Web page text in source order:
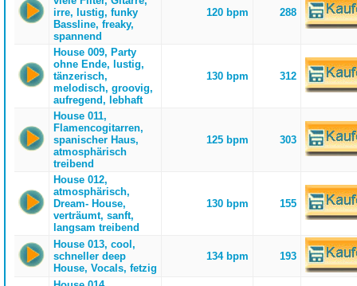
irre, lustig, funky
Bassline, freaky,
spannend
120 bpm 288
House 009, Party
ohne Ende, lustig,
tänzerisch,
melodisch, groovig,
aufregend, lebhaft
130 bpm 312
House 011,
Flamencogitarren,
spanischer Haus,
atmosphärisch
treibend
125 bpm 303
House 012,
atmosphärisch,
Dream- House,
verträumt, sanft,
langsam treibend
130 bpm 155
House 013, cool,
schneller deep
House, Vocals, fetzig
134 bpm 193